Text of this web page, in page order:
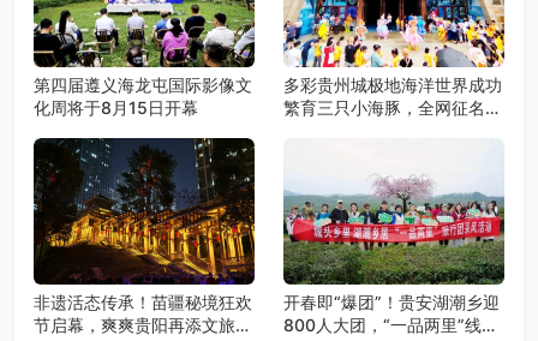
第四届遵义海龙屯国际影像文
化周将于8月15日开幕
多彩贵州城极地海洋世界成功
繁育三只小海豚，全网征名正
非遗活态传承！苗疆秘境狂欢
节启幕，爽爽贵阳再添文旅新
开春即“爆团”！贵安湖潮乡迎
800人大团，“一品两里”线路